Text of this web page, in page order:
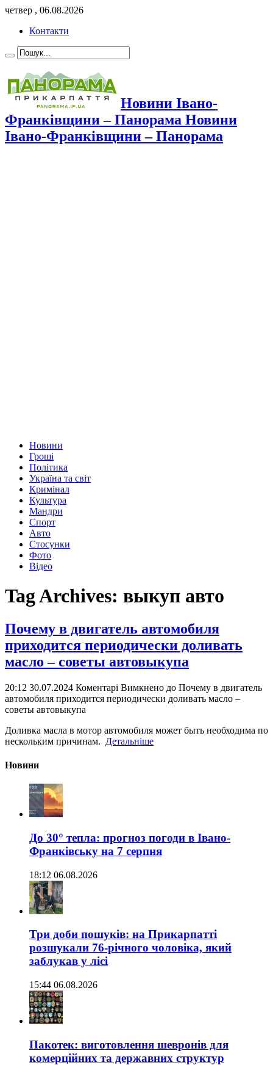
четвер , 06.08.2026
Контакти
Новини Івано-
Франківщини – Панорама Новини
Івано-Франківщини – Панорама
Новини
Гроші
Політика
Україна та світ
Кримінал
Культура
Мандри
Спорт
Авто
Стосунки
Фото
Відео
Tag Archives: выкуп авто
Почему в двигатель автомобиля
приходится периодически доливать
масло – советы автовыкупа
20:12 30.07.2024 Коментарі Вимкнено до Почему в двигатель
автомобиля приходится периодически доливать масло –
советы автовыкупа
Доливка масла в мотор автомобиля может быть необходима по
нескольким причинам. Детальніше
Новини
До 30° тепла: прогноз погоди в Івано-
Франківську на 7 серпня
18:12 06.08.2026
Три доби пошуків: на Прикарпатті
розшукали 76-річного чоловіка, який
заблукав у лісі
15:44 06.08.2026
Пакотек: виготовлення шевронів для
комерційних та державних структур